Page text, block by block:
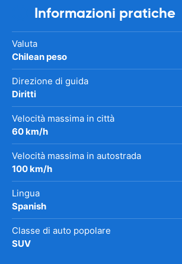
Informazioni pratiche
Valuta
Chilean peso
Direzione di guida
Diritti
Velocità massima in città
60 km/h
Velocità massima in autostrada
100 km/h
Lingua
Spanish
Classe di auto popolare
SUV